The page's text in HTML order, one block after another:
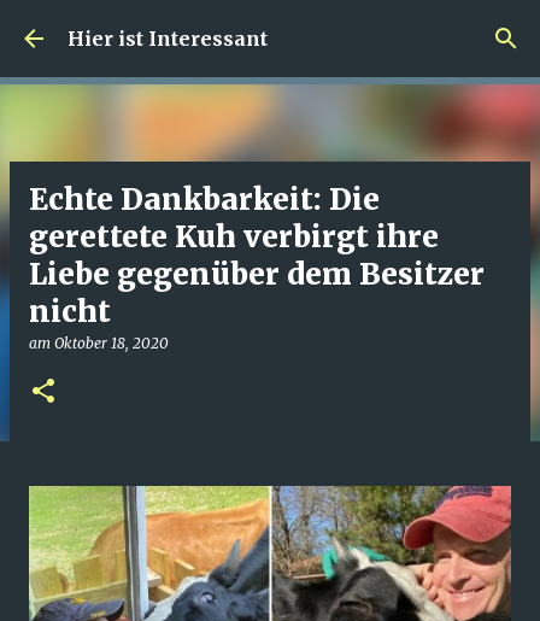
Direkt zum Hauptbereich
Hier ist Interessant
Echte Dankbarkeit: Die
gerettete Kuh verbirgt ihre
Liebe gegenüber dem Besitzer
nicht
am Oktober 18, 2020